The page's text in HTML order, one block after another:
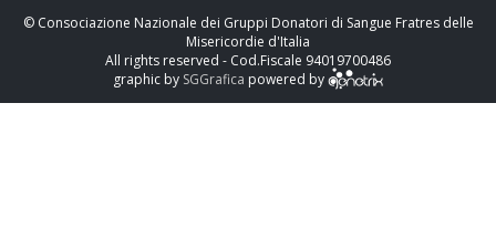
© Consociazione Nazionale dei Gruppi Donatori di Sangue Fratres delle
Misericordie d'Italia
All rights reserved - Cod.Fiscale 94019700486
graphic by SGGrafica powered by